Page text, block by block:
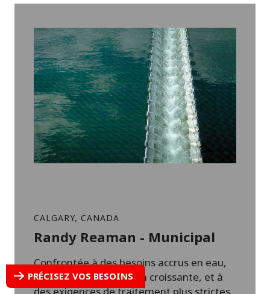
CALGARY, CANADA
Randy Reaman - Municipal
Confrontée à des besoins accrus en eau,
du fait d'une population croissante, et à
PRÉCISEZ VOS BESOINS